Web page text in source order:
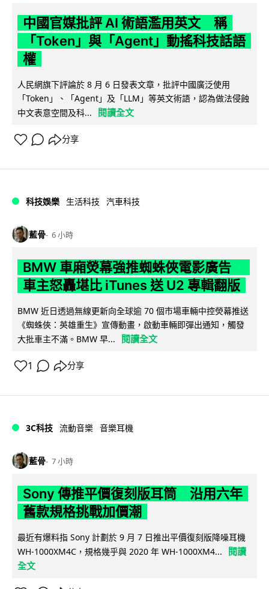
中國官媒批評 AI 術語濫用英文 稱
「Token」與「Agent」動搖科技話語
權
人民網旗下評論於 8 月 6 日發表文章，批評中國廣泛使用
「Token」、「Agent」及「LLM」等英文術語，認為做法侵蝕
中文表意空間及科...
閱讀全文
分享
科技娛樂 生活科技 汽車科技
藍骨 6 小時
BMW 車廂熒幕強推蜘蛛俠電影廣告
車主怒轟堪比 iTunes 送 U2 專輯翻版
BMW 近日透過無線更新向全球逾 70 個市場車輛中控熒幕推送
《蜘蛛俠：英雄重生》宣傳動畫，啟動車輛即彈出通知，觸發
大批車主不滿。BMW 早...
閱讀全文
1 分享
3C科技 流動音樂 音樂耳機
藍骨 7 小時
Sony 傳推平價復刻版耳筒 沿用六年
舊款規格挑戰加價潮
最近有爆料指 Sony 計劃於 9 月 7 日推出平價復刻版降噪耳機
WH-1000XM4C，規格幾乎與 2020 年 WH-1000XM4...
閱讀
全文